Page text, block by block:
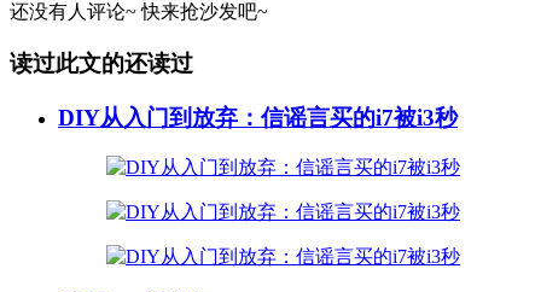
还没有人评论~ 快来抢沙发吧~
读过此文的还读过
DIY从入门到放弃：信谣言买的i7被i3秒